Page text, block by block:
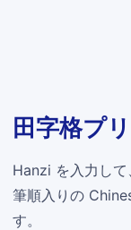
田字格プ
Hanzi を入力して
筆順入りの
す。